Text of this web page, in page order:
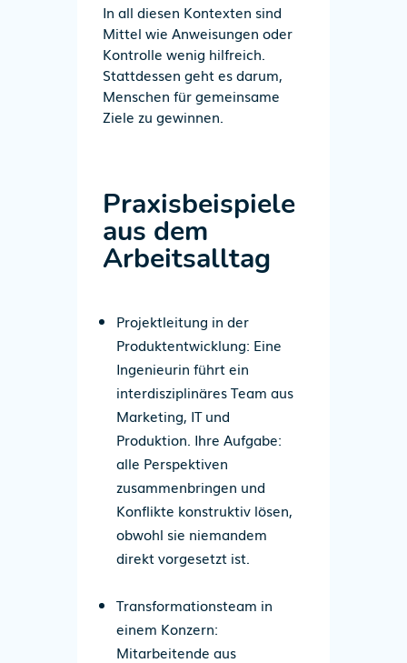
In all diesen Kontexten sind
Mittel wie Anweisungen oder
Kontrolle wenig hilfreich.
Stattdessen geht es darum,
Menschen für gemeinsame
Ziele zu gewinnen.
Praxisbeispiele
aus dem
Arbeitsalltag
Projektleitung in der
Produktentwicklung: Eine
Ingenieurin führt ein
interdisziplinäres Team aus
Marketing, IT und
Produktion. Ihre Aufgabe:
alle Perspektiven
zusammenbringen und
Konflikte konstruktiv lösen,
obwohl sie niemandem
direkt vorgesetzt ist.
Transformationsteam in
einem Konzern:
Mitarbeitende aus